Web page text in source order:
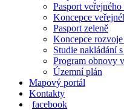
Pasport
Koncepce
Pasport zeleně
Koncepce rozvoje
Studie nakládání
Program obnovy
Územní plán
Mapový portál
Kontakty
facebook